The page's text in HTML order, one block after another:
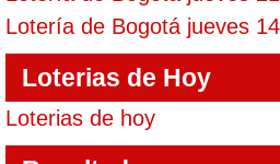
Lotería de Bogotá jueves
Loterias de Hoy
Loterias de hoy